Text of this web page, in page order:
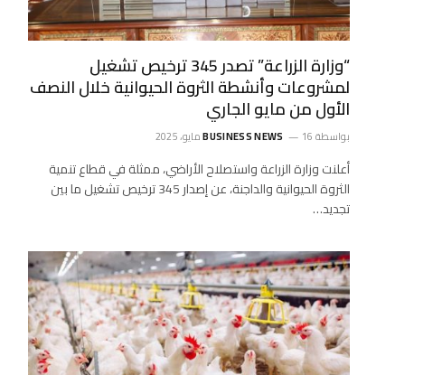
“وزارة الزراعة” تصدر 345 ترخيص تشغيل
لمشروعات وأنشطة الثروة الحيوانية خلال النصف
الأول من مايو الجاري
بواسطة BUSINESS NEWS 16 مايو، 2025
أعلنت وزارة الزراعة واستصلاح الأراضي، ممثلة في قطاع تنمية
الثروة الحيوانية والداجنة، عن إصدار 345 ترخيص تشغيل ما بين
تجديد…